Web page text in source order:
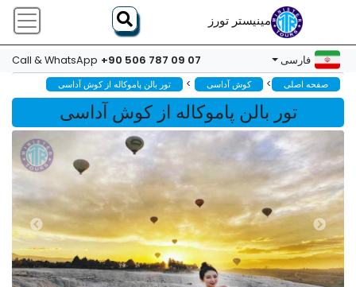
مینیستر تورز
فارسی Call & WhatsApp +90 506 787 09 07
صفحه اصلی > کوش آداسی > تور بالن پاموکاله از کوش آداسی
تور بالن پاموکاله از کوش آداسی